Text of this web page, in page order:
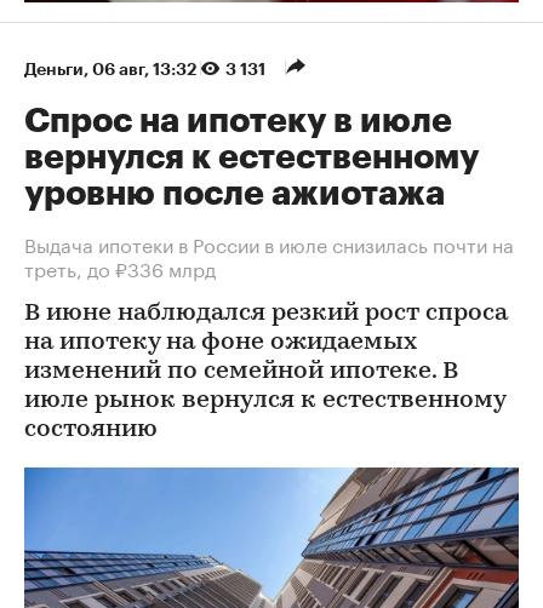
Деньги 06 авг, 13:32 3 131
Спрос на ипотеку в июле
вернулся к естественному
уровню после ажиотажа
Выдача ипотеки в России в июле снизилась почти на
треть, до ₽336 млрд
В июне наблюдался резкий рост спроса
на ипотеку на фоне ожидаемых
изменений по семейной ипотеке. В
июле рынок вернулся к естественному
состоянию